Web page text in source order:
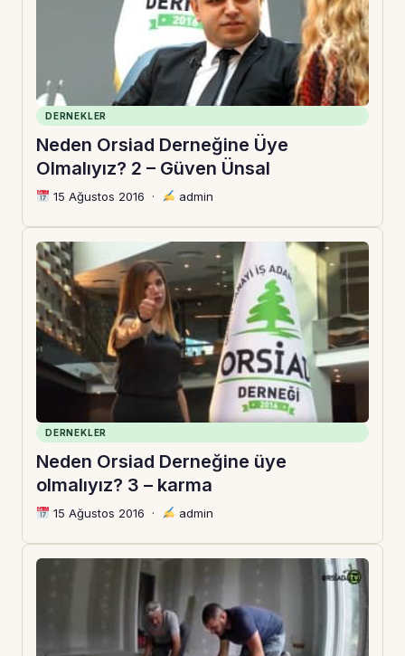
DERNEKLER
Neden Orsiad Derneğine Üye
Olmalıyız? 2 – Güven Ünsal
15 Ağustos 2016 · admin
DERNEKLER
Neden Orsiad Derneğine üye
olmalıyız? 3 – karma
15 Ağustos 2016 · admin